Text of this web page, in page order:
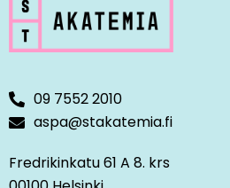
09 7552 2010
aspa@stakatemia.fi
Fredrikinkatu 61 A 8. krs